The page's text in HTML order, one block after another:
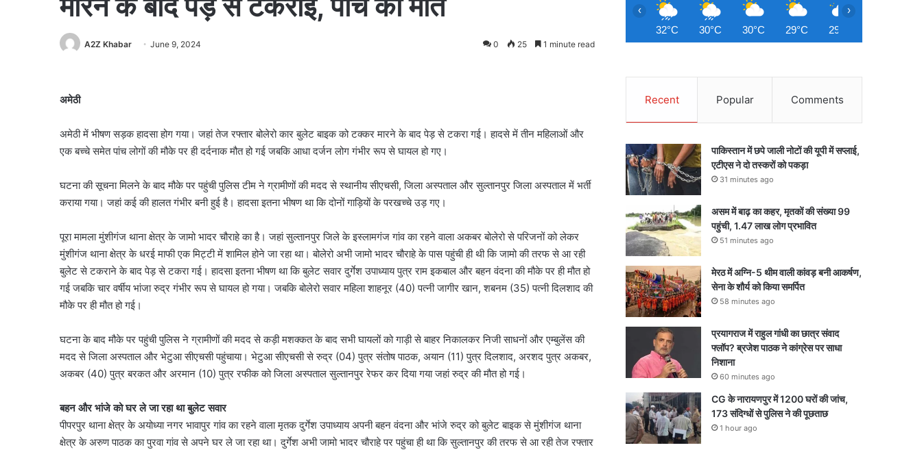
A2Z Khabar June 9, 2024 0 25 1 minute read
अमेठी
अमेठी में भीषण सड़क हादसा होग गया। जहां तेज रफ्तार बोलेरो कार बुलेट बाइक को टक्कर मारने के बाद पेड़ से टकरा गई। हादसे में तीन महिलाओं और
एक बच्चे समेत पांच लोगों की मौके पर ही दर्दनाक मौत हो गई जबकि आधा दर्जन लोग गंभीर रूप से घायल हो गए।
घटना की सूचना मिलने के बाद मौके पर पहुंची पुलिस टीम ने ग्रामीणों की मदद से स्थानीय सीएचसी, जिला अस्पताल और सुल्तानपुर जिला अस्पताल में भर्ती
कराया गया। जहां कई की हालत गंभीर बनी हुई है। हादसा इतना भीषण था कि दोनों गाड़ियों के परखच्चे उड़ गए।
पूरा मामला मुंशीगंज थाना क्षेत्र के जामो भादर चौराहे का है। जहां सुल्तानपुर जिले के इस्लामगंज गांव का रहने वाला अकबर बोलेरो से परिजनों को लेकर
मुंशीगंज थाना क्षेत्र के धरई माफी एक मिट्टी में शामिल होने जा रहा था। बोलेरो अभी जामो भादर चौराहे के पास पहुंची ही थी कि जामो की तरफ से आ रही
बुलेट से टकराने के बाद पेड़ से टकरा गई। हादसा इतना भीषण था कि बुलेट सवार दुर्गेश उपाध्याय पुत्र राम इकबाल और बहन वंदना की मौके पर ही मौत हो
गई जबकि चार वर्षीय भांजा रुद्र गंभीर रूप से घायल हो गया। जबकि बोलेरो सवार महिला शाहनूर (40) पत्नी जागीर खान, शबनम (35) पत्नी दिलशाद की
मौके पर ही मौत हो गई।
घटना के बाद मौके पर पहुंची पुलिस ने ग्रामीणों की मदद से कड़ी मशक्कत के बाद सभी घायलों को गाड़ी से बाहर निकालकर निजी साधनों और एम्बुलेंस की
मदद से जिला अस्पताल और भेटुआ सीएचसी पहुंचाया। भेटुआ सीएचसी से रुद्र (04) पुत्र संतोष पाठक, अयान (11) पुत्र दिलशाद, अरशद पुत्र अकबर,
अकबर (40) पुत्र बरकत और अरमान (10) पुत्र रफीक को जिला अस्पताल सुल्तानपुर रेफर कर दिया गया जहां रुद्र की मौत हो गई।
बहन और भांजे को घर ले जा रहा था बुलेट सवार
पीपरपुर थाना क्षेत्र के अयोध्या नगर भावापुर गांव का रहने वाला मृतक दुर्गेश उपाध्याय अपनी बहन वंदना और भांजे रुद्र को बुलेट बाइक से मुंशीगंज थाना
क्षेत्र के अरुण पाठक का पुरवा गांव से अपने घर ले जा रहा था। दुर्गेश अभी जामो भादर चौराहे पर पहुंचा ही था कि सुल्तानपुर की तरफ से आ रही तेज रफ्तार
32°C 30°C 30°C 29°C 29°C
‹ ›
Recent Popular Comments
पाकिस्तान में छपे जाली नोटों की यूपी में सप्लाई,
एटीएस ने दो तस्करों को पकड़ा
31 minutes ago
असम में बाढ़ का कहर, मृतकों की संख्या 99
पहुंची, 1.47 लाख लोग प्रभावित
51 minutes ago
मेरठ में अग्नि-5 थीम वाली कांवड़ बनी आकर्षण,
सेना के शौर्य को किया समर्पित
58 minutes ago
प्रयागराज में राहुल गांधी का छात्र संवाद
फ्लॉप? ब्रजेश पाठक ने कांग्रेस पर साधा
निशाना
60 minutes ago
CG के नारायणपुर में 1200 घरों की जांच,
173 संदिग्धों से पुलिस ने की पूछताछ
1 hour ago